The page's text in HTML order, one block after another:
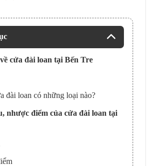
cửa đài loan tại Bến Tre
đài loan có những loại nào?
nhược điểm của cửa đài loan tại